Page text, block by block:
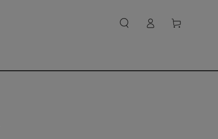
グ
イ
ー